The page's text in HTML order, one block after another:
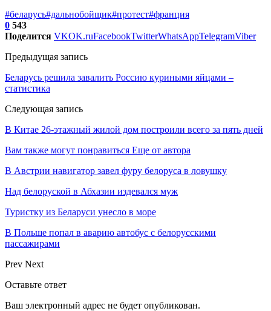
#беларусь#дальнобойщик#протест#франция
0 543
Поделится VKOK.ruFacebookTwitterWhatsAppTelegramViber
Предыдущая запись
Беларусь решила завалить Россию куриными яйцами –
статистика
Следующая запись
В Китае 26-этажный жилой дом построили всего за пять дней
Вам также могут понравиться Еще от автора
В Австрии навигатор завел фуру белоруса в ловушку
Над белоруской в Абхазии издевался муж
Туристку из Беларуси унесло в море
В Польше попал в аварию автобус с белорусскими
пассажирами
Prev Next
Оставьте ответ
Ваш электронный адрес не будет опубликован.